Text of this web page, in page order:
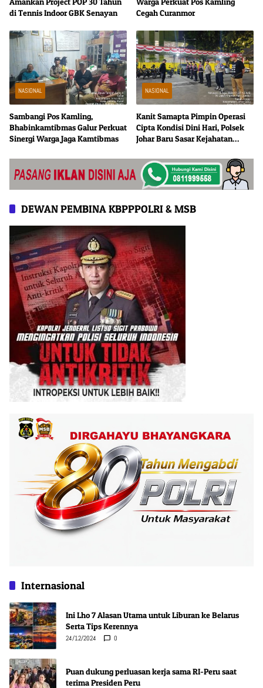
di Tennis Indoor GBK Senayan
Cegah Curanmor
NASIONAL
Sambangi Pos Kamling,
Bhabinkamtibmas Galur Perkuat
Sinergi Warga Jaga Kamtibmas
NASIONAL
Kanit Samapta Pimpin Operasi
Cipta Kondisi Dini Hari, Polsek
Johar Baru Sasar Kejahatan
DEWAN PEMBINA KBPPPOLRI & MSB
Internasional
Ini Lho 7 Alasan Utama untuk Liburan ke Belarus
Serta Tips Kerennya
24/12/2024 0
Puan dukung perluasan kerja sama RI-Peru saat
terima Presiden Peru